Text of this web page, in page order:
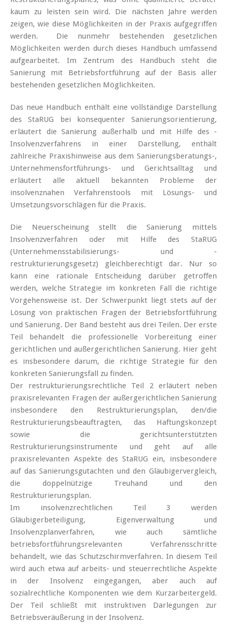
kaum zu leisten sein wird. Die nächsten Jahre werden
zeigen, wie diese Möglichkeiten in der Praxis aufgegriffen
werden. Die nunmehr bestehenden gesetzlichen
Möglichkeiten werden durch dieses Handbuch umfassend
aufgearbeitet. Im Zentrum des Handbuch steht die
Sanierung mit Betriebsfortführung auf der Basis aller
bestehenden gesetzlichen Möglichkeiten.
Das neue Handbuch enthält eine vollständige Darstellung
des StaRUG bei konsequenter Sanierungsorientierung,
erläutert die Sanierung außerhalb und mit Hilfe des ­
Insolvenzverfahrens in einer Darstellung, enthält
zahlreiche Praxishinweise aus dem Sanierungsberatungs-,
Unternehmensfortführungs- und Gerichtsalltag und
erläutert alle aktuell bekannten Probleme der
insolvenznahen Verfahrenstools mit Lösungs- und
Umsetzungsvorschlägen für die Praxis.
Die Neuerscheinung stellt die Sanierung mittels
Insolvenzverfahren oder mit Hilfe des StaRUG
(Unternehmensstabilisierungs- und -
restrukturierungsgesetz) gleichberechtigt dar. Nur so
kann eine rationale Entscheidung darüber getroffen
werden, welche Strategie im konkreten Fall die richtige
Vorgehensweise ist. Der Schwerpunkt liegt stets auf der
Lösung von praktischen Fragen der Betriebsfortführung
und Sanierung. Der Band besteht aus drei Teilen. Der erste
Teil behandelt die professionelle Vorbereitung einer
gerichtlichen und außergerichtlichen Sanierung. Hier geht
es insbesondere darum, die richtige Strategie für den
konkreten Sanierungsfall zu finden.
Der restrukturierungsrechtliche Teil 2 erläutert neben
praxisrelevanten Fragen der außergerichtlichen Sanierung
insbesondere den Restrukturierungsplan, den/die
Restrukturierungsbeauftragten, das Haftungskonzept
sowie die gerichtsunterstützten
Restrukturierungsinstrumente und geht auf alle
praxisrelevanten Aspekte des StaRUG ein, insbesondere
auf das Sanierungsgutachten und den Gläubigervergleich,
die doppelnützige Treuhand und den
Restrukturierungsplan.
Im insolvenzrechtlichen Teil 3 werden
Gläubigerbeteiligung, Eigenverwaltung und
Insolvenzplanverfahren, wie auch sämtliche
betriebsfortführungsrelevanten Verfahrensschritte
behandelt, wie das Schutzschirmverfahren. In diesem Teil
wird auch etwa auf arbeits- und steuerrechtliche Aspekte
in der Insolvenz eingegangen, aber auch auf
sozialrechtliche Komponenten wie dem Kurzarbeitergeld.
Der Teil schließt mit instruktiven Darlegungen zur
Betriebsveräußerung in der Insolvenz.